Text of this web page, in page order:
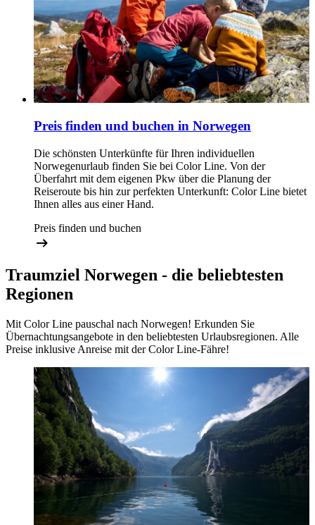
Preis finden und buchen in Norwegen
Die schönsten Unterkünfte für Ihren individuellen
Norwegenurlaub finden Sie bei Color Line. Von der
Überfahrt mit dem eigenen Pkw über die Planung der
Reiseroute bis hin zur perfekten Unterkunft: Color Line bietet
Ihnen alles aus einer Hand.
Preis finden und buchen
Traumziel Norwegen - die beliebtesten
Regionen
Mit Color Line pauschal nach Norwegen! Erkunden Sie
Übernachtungsangebote in den beliebtesten Urlaubsregionen. Alle
Preise inklusive Anreise mit der Color Line-Fähre!